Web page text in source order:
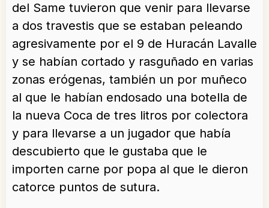
del Same tuvieron que venir para llevarse
a dos travestis que se estaban peleando
agresivamente por el 9 de Huracán Lavalle
y se habían cortado y rasguñado en varias
zonas erógenas, también un por muñeco
al que le habían endosado una botella de
la nueva Coca de tres litros por colectora
y para llevarse a un jugador que había
descubierto que le gustaba que le
importen carne por popa al que le dieron
catorce puntos de sutura.